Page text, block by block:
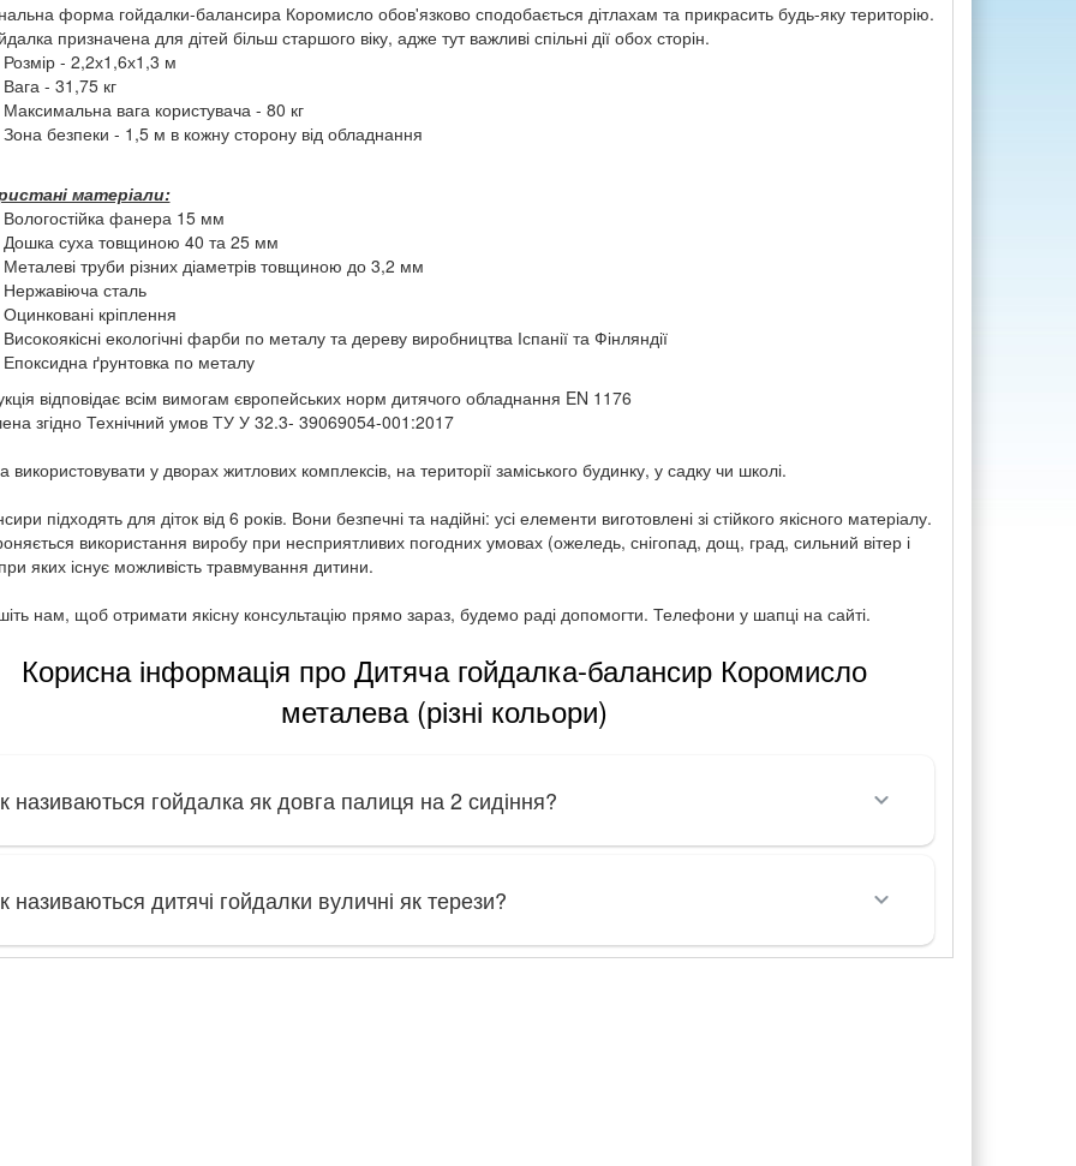
форма гойдалки-балансира Коромисло обов'язково сподобається дітлахам та прикрасить будь-яку територію.
призначена для дітей більш старшого віку, адже тут важливі спільні дії обох сторін.
Розмір - 2,2х1,6х1,3 м
Вага - 31,75 кг
Максимальна вага користувача - 80 кг
Зона безпеки - 1,5 м в кожну сторону від обладнання
матеріали:
Вологостійка фанера 15 мм
Дошка суха товщиною 40 та 25 мм
Металеві труби різних діаметрів товщиною до 3,2 мм
Нержавіюча сталь
Оцинковані кріплення
Високоякісні екологічні фарби по металу та дереву виробництва Іспанії та Фінляндії
Епоксидна ґрунтовка по металу
відповідає всім вимогам європейських норм дитячого обладнання EN 1176
згідно Технічний умов ТУ У 32.3- 39069054-001:2017
використовувати у дворах житлових комплексів, на території заміського будинку, у садку чи школі.
підходять для діток від 6 років. Вони безпечні та надійні: усі елементи виготовлені зі стійкого якісного матеріалу.
використання виробу при несприятливих погодних умовах (ожеледь, снігопад, дощ, град, сильний вітер і
яких існує можливість травмування дитини.
нам, щоб отримати якісну консультацію прямо зараз, будемо раді допомогти. Телефони у шапці на сайті.
Корисна інформація про Дитяча гойдалка-балансир Коромисло
металева (різні кольори)
називаються гойдалка як довга палиця на 2 сидіння?
називаються дитячі гойдалки вуличні як терези?